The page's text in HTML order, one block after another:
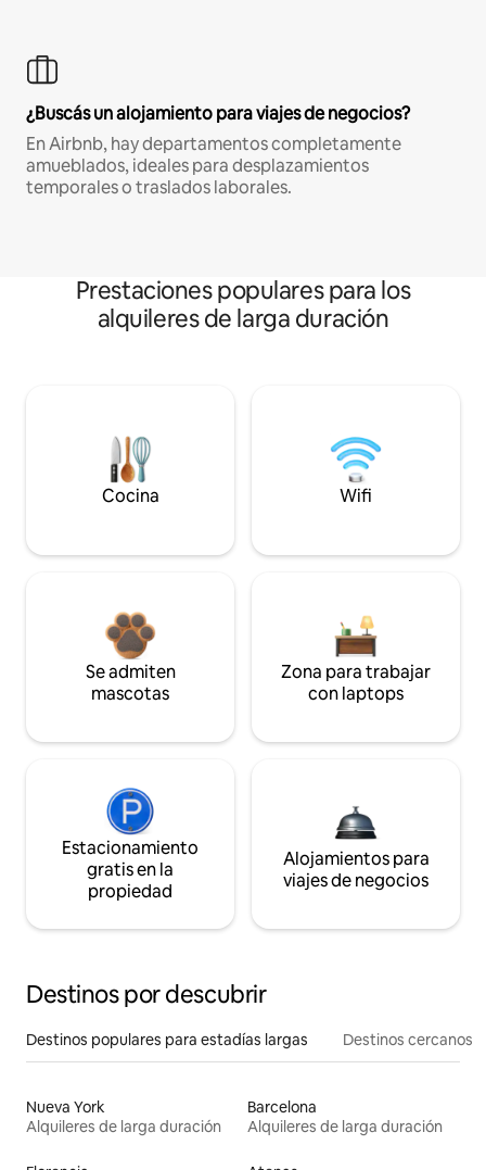
¿Buscás un alojamiento para viajes de negocios?
En Airbnb, hay departamentos completamente
amueblados, ideales para desplazamientos
temporales o traslados laborales.
Prestaciones populares para los
alquileres de larga duración
Cocina Wifi
Se admiten
mascotas
Zona para trabajar
con laptops
Estacionamiento
gratis en la
propiedad
Alojamientos para
viajes de negocios
Destinos por descubrir
Destinos populares para estadías largas Destinos cercanos
Nueva York
Alquileres de larga duración
Barcelona
Alquileres de larga duración